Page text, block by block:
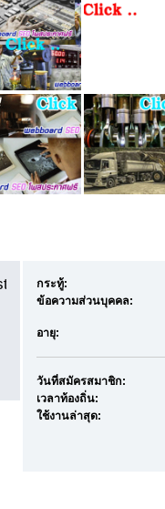
กระทู้:
ข้อความส่วนบุคคล:
อายุ:
วันที่สมัครสมาชิก:
เวลาท้องถิ่น:
ใช้งานล่าสุด: